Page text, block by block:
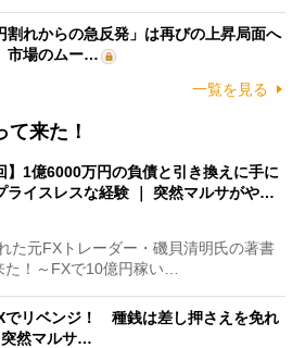
割れからの急反発」は再びの上昇局面へ
市場のムー…
一覧を見る
来た！
】1億6000万円の負債と引き換えに手に
ライスレスな経験 ｜ 突然マルサがや…
た元FXトレーダー・磯貝清明氏の著書
た！～FXで10億円稼い…
でリベンジ！ 種銭は差し押さえを免れ
突然マルサ…